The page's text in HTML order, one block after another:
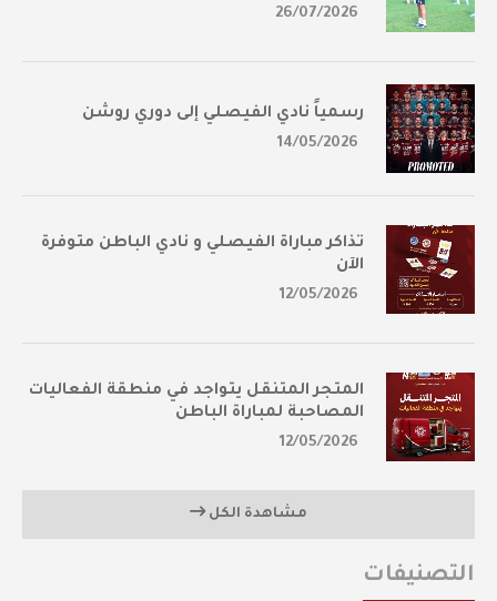
26/07/2026
رسمياً نادي الفيصلي إلى دوري روشن
14/05/2026
تذاكر مباراة الفيصلي و نادي الباطن متوفرة
الآن
12/05/2026
المتجر المتنقل يتواجد في منطقة الفعاليات
المصاحبة لمباراة الباطن
12/05/2026
مشاهدة الكل
التصنيفات